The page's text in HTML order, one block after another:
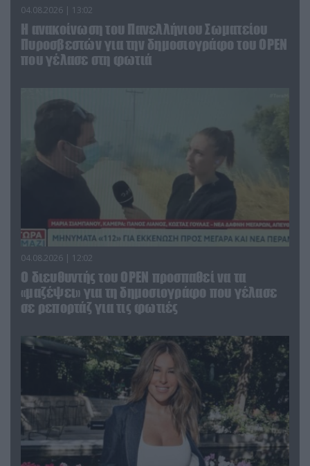
04.08.2026 | 13:02
Η ανακοίνωση του Πανελλήνιου Σωματείου
Πυροσβεστών για την δημοσιογράφο του OPEN
που γέλασε στη φωτιά
04.08.2026 | 12:02
O διευθυντής του OPEN προσπαθεί να τα
«μαζέψει» για τη δημοσιογράφο που γέλασε
σε ρεπορτάζ για τις φωτιές